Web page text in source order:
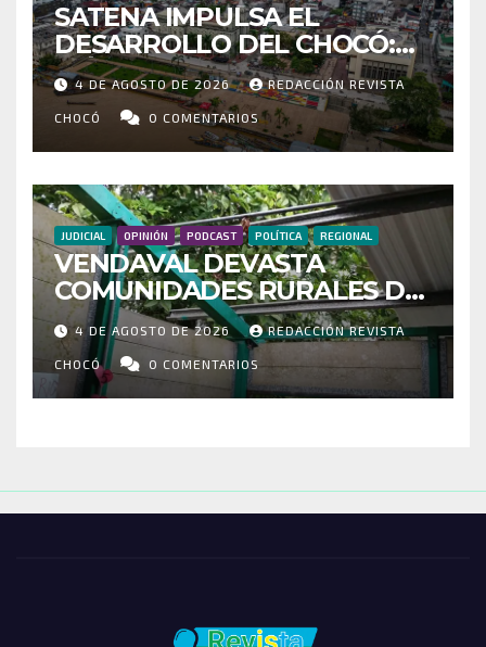
SATENA IMPULSA EL
DESARROLLO DEL CHOCÓ:
MÁS DE 35 MIL PASAJEROS
MOVILIZADOS Y NUEVAS
RUTAS FORTALECEN LA
CONECTIVIDAD
4 DE AGOSTO DE 2026 REDACCIÓN REVISTA
CHOCÓ 0 COMENTARIOS
JUDICIAL OPINIÓN PODCAST POLÍTICA REGIONAL
VENDAVAL DEVASTA
COMUNIDADES RURALES DE
RIOSUCIO: ESCUELAS,
VIVIENDAS Y CEMENTERIO
ENTRE LOS AFECTADOS
4 DE AGOSTO DE 2026 REDACCIÓN REVISTA
CHOCÓ 0 COMENTARIOS